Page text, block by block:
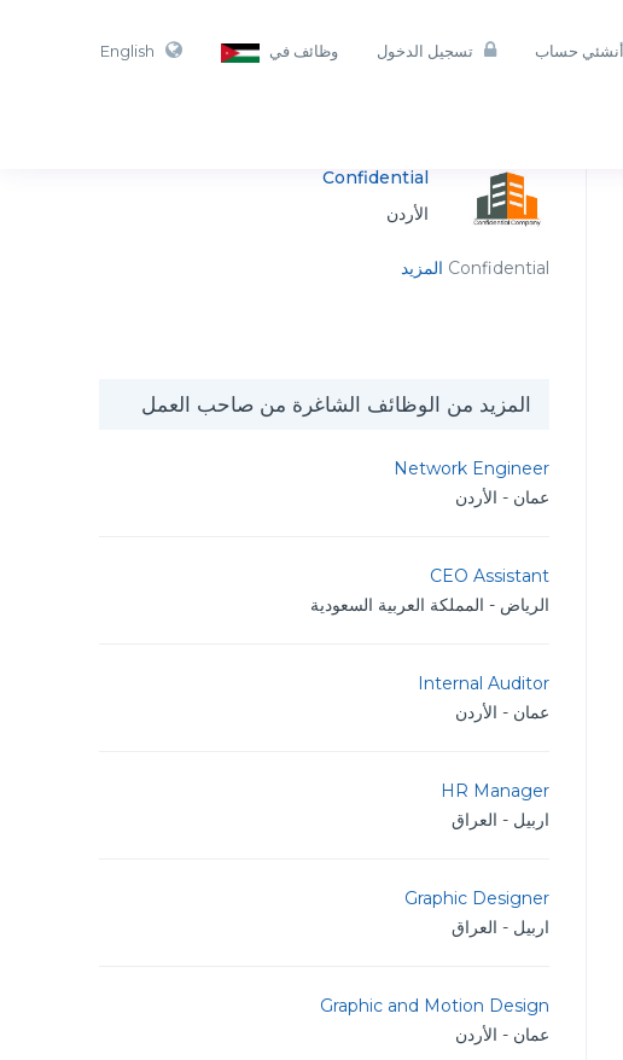
أنشئي حساب تسجيل الدخول وظائف في English
Confidential
الأردن
Confidential المزيد
المزيد من الوظائف الشاغرة من صاحب العمل
Network Engineer
عمان - الأردن
CEO Assistant
الرياض - المملكة العربية السعودية
Internal Auditor
عمان - الأردن
HR Manager
اربيل - العراق
Graphic Designer
اربيل - العراق
Graphic and Motion Design
عمان - الأردن